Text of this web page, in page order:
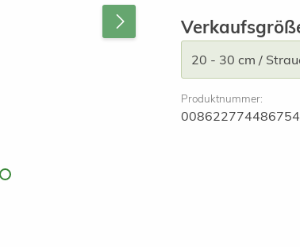
Produktnummer:
008622774486754